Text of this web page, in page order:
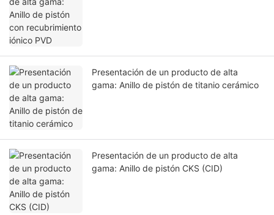
Presentación de un producto de alta
gama: Anillo de pistón de titanio cerámico
Presentación de un producto de alta
gama: Anillo de pistón CKS (CID)